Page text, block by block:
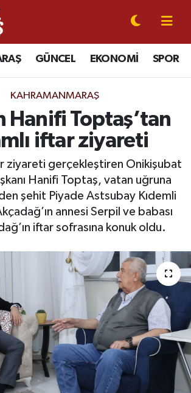
GÜNCEL EKONOMİ SPOR
KAHRAMANMARAŞ
Hanifi Toptaş’tan
iftar ziyareti
ziyareti gerçekleştiren Onikişubat
Hanifi Toptaş, vatan uğruna
şehit Piyade Astsubay Kıdemli
annesi Serpil ve babası
iftar sofrasına konuk oldu.
Nöbetçi Eczaneler
Hava Durumu
Namaz Vakitleri
Trafik Yoğunluk Haritası
Durumu ve Fikstür
Haberleri